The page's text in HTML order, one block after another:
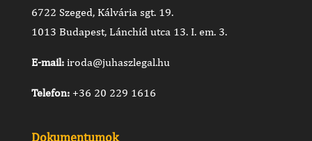
6722 Szeged, Kálvária sgt. 19.
1013 Budapest, Lánchíd utca 13. I. em. 3.
E-mail: iroda@juhaszlegal.hu
Telefon:+36 20 229 1616
Dokumentumok